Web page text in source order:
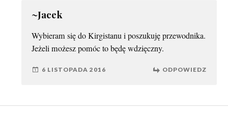
~Jacek
Wybieram się do Kirgistanu i poszukuję przewodnika.
Jeżeli możesz pomóc to będę wdzięczny.
6 LISTOPADA 2016 ODPOWIEDZ